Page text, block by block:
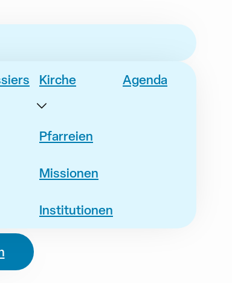
Kirche
Pfarreien
Missionen
Institutionen
Agenda